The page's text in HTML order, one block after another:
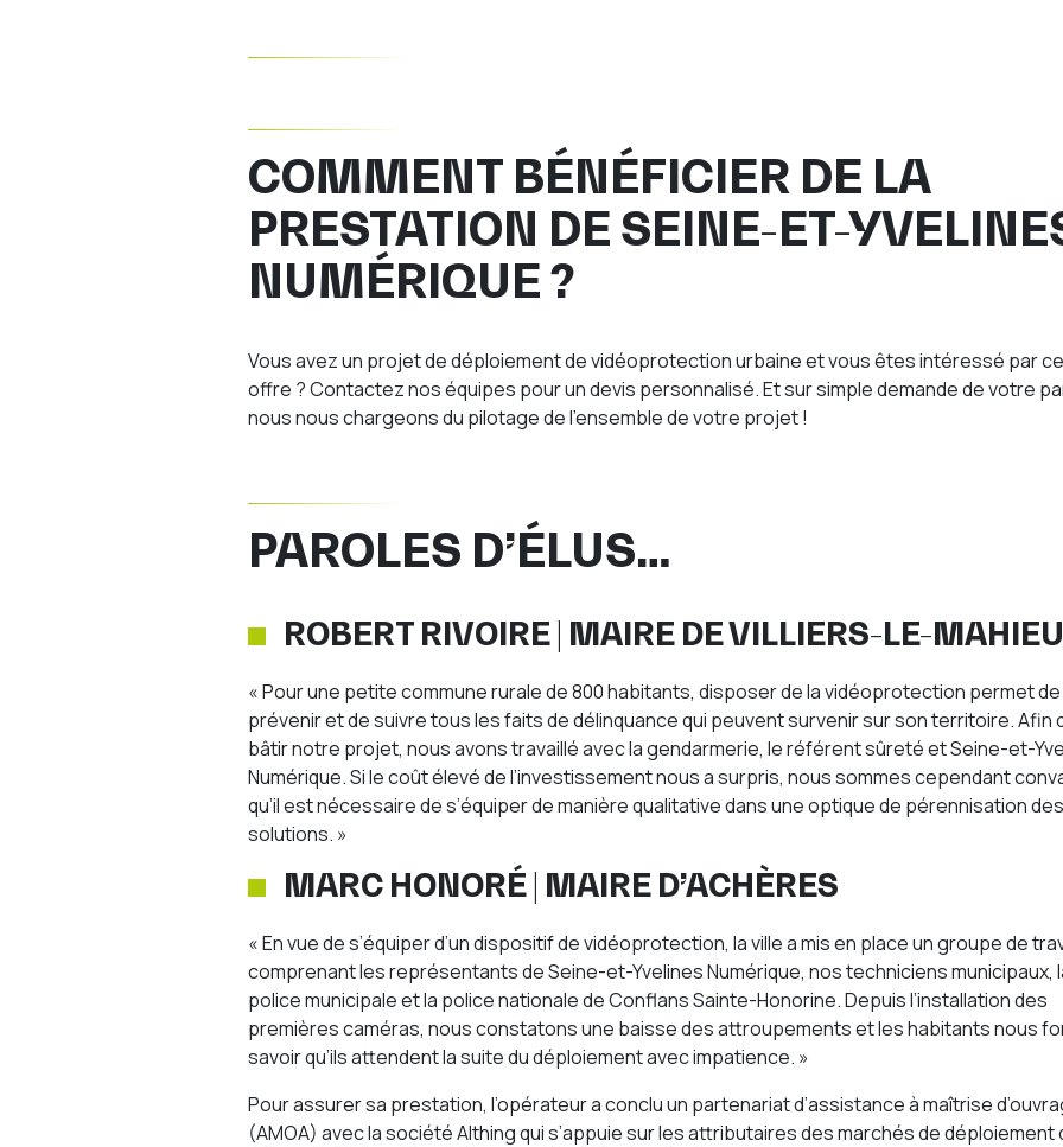
COMMENT BÉNÉFICIER DE LA
PRESTATION DE SEINE-ET-
NUMÉRIQUE ?
Vous avez un projet de déploiement de vidéoprotection urbaine et vous êtes intéressé par
offre ? Contactez nos équipes pour un devis personnalisé. Et sur simple demande de votre
nous nous chargeons du pilotage de l’ensemble de votre projet !
PAROLES D’ÉLUS…
ROBERT RIVOIRE | MAIRE DE VILLIERS-LE-MAHIEU
« Pour une petite commune rurale de 800 habitants, disposer de la vidéoprotection permet de
prévenir et de suivre tous les faits de délinquance qui peuvent survenir sur son territoire. Afin
bâtir notre projet, nous avons travaillé avec la gendarmerie, le référent sûreté et Seine-et-
Numérique. Si le coût élevé de l’investissement nous a surpris, nous sommes cependant
qu’il est nécessaire de s’équiper de manière qualitative dans une optique de pérennisation des
solutions. »
MARC HONORÉ | MAIRE D’ACHÈRES
« En vue de s’équiper d’un dispositif de vidéoprotection, la ville a mis en place un groupe de
comprenant les représentants de Seine-et-Yvelines Numérique, nos techniciens municipaux,
police municipale et la police nationale de Conflans Sainte-Honorine. Depuis l’installation des
premières caméras, nous constatons une baisse des attroupements et les habitants nous
savoir qu’ils attendent la suite du déploiement avec impatience. »
Pour assurer sa prestation, l’opérateur a conclu un partenariat d’assistance à maîtrise
(AMOA) avec la société Althing qui s’appuie sur les attributaires des marchés de déploiement